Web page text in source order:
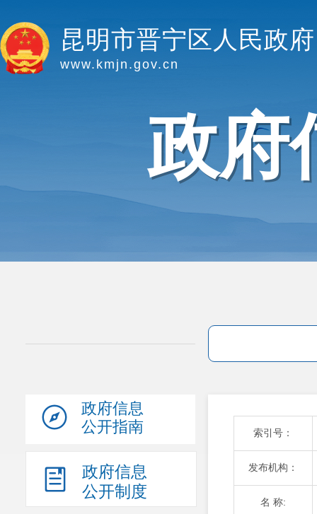
昆明市晋宁区人民政府
www.kmjn.gov.cn
政府
政府信息
公开指南
政府信息
公开制度
索引号：
发布机构：
名 称: